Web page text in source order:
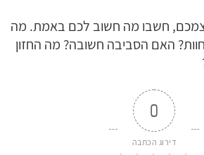
חשבו מה חשוב לכם באמת. מה
האם הסביבה חשובה? מה החזון
0
דירוג הכתבה